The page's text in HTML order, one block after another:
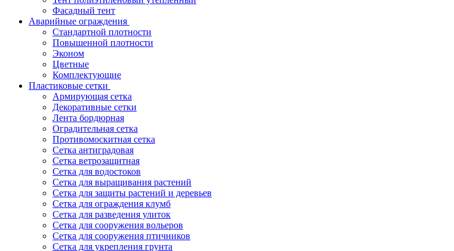
Фасадный тент
Аварийные ограждения
Стандартной плотности
Повышенной плотности
Эконом
Цветные
Комплектующие
Пластиковые сетки
Армирующая сетка
Декоративные сетки
Лента бордюрная
Оградительная сетка
Противомоскитная сетка
Сетка антиградовая
Сетка ветрозащитная
Сетка для водостоков
Сетка для выращивания растений
Сетка для защиты растений и деревьев
Сетка для ограждения клумб
Сетка для разведения улиток
Сетка для сооружения вольеров
Сетка для сооружения птичников
Сетка для укрепления грунта